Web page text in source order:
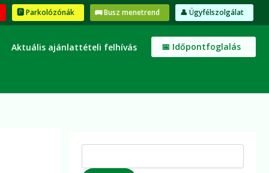
🅿️ Parkolózónák 🚌 Busz menetrend 👤 Ügyfélszolgálat
Aktuális ajánlattételi felhívás 📅 Időpontfoglalás
K
s